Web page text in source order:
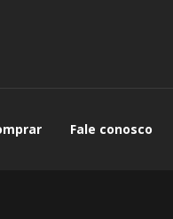
Fale conosco